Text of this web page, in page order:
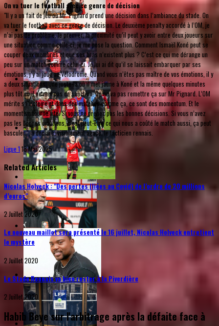
On va tuer le football avec ce genre de décision
"Il y a un fait de jeu où Mr. Pignard prend une décision dans l’ambiance du stade. On
va tuer le football avec ce genre de décision. Le deuxième penalty accordé à l’OM, je
n’ai pas de problème, le premier, la proximité qu’il peut y avoir entre deux joueurs sur
une situation comme celle-ci, je me pose la question. Comment Ismaël Koné peut se
couper deux membres et que ses bras n’existent plus ? C’est ce qui me dérange un
peu sur un match comme celui-ci. Je lui ai dit qu’il se laissait embarquer par ses
émotions, j’y ai joué au Vélodrome. Quand vous n’êtes pas maître de vos émotions, il y
a deux situations. Une juste-là où il met jaune à Koné et la même quelques minutes
plus tôt où il ne met pas de sanction. On ne va pas remettre ça sur Mr Pignard. L’OM
mérite sa victoire et dans des matches comme ça, ce sont des momentum. Et le
momentum tourne vite. Si vous ne prenez pas les bonnes décisions. Si vous n’avez
pas les bonnes émotions, c’est peut-être ce qui nous a coûté le match aussi, ça peut
basculer.", a déclaré, visiblement agacé, le tacticien rennais.
Ligue 1 18 Mai 2025
Related Articles
Nicolas Holveck : "Des pertes (liées au Covid) de l’ordre de 20 millions
d’euros"
2 Juillet 2020
Le nouveau maillot sera présenté le 16 juillet, Nicolas Holveck entretient
le mystère
2 Juillet 2020
Le Stade Rennais va bien rester à la Piverdière
2 Juillet 2020
Habib Beye sur l'arbitrage après la défaite face à